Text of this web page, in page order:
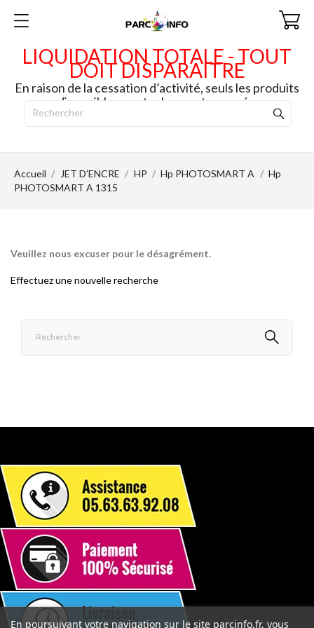
LIQUIDATION TOTALE - TOUT
DOIT DISPARAITRE
En raison de la cessation d’activité, seuls les produits
disponibles en stock seront envoyés.
Accueil JET D'ENCRE HP Hp PHOTOSMART A
Hp
PHOTOSMART A 1315
Veuillez nous excuser pour le désagrément.
Effectuez une nouvelle recherche
En poursuivant votre navigation sur le site parcinfo.fr, vous